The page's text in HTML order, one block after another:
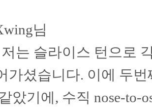
님
는 슬라이스 턴으로
가셨습니다. 이에 두
았기에, 수직 nose-to-